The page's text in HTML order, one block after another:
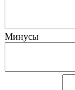
Минусы